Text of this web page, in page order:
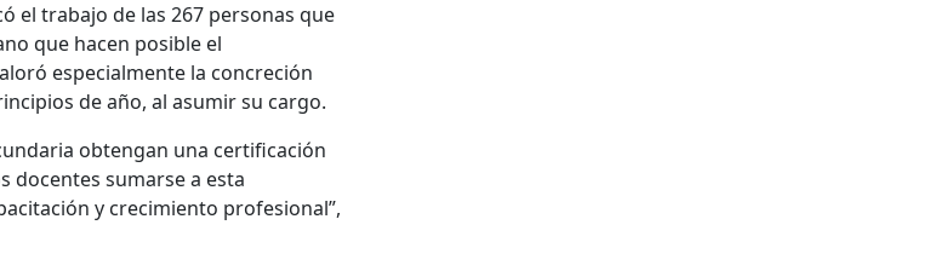
el trabajo de las 267 personas que
que hacen posible el
especialmente la concreción
de año, al asumir su cargo.
obtengan una certificación
docentes sumarse a esta
y crecimiento profesional”,